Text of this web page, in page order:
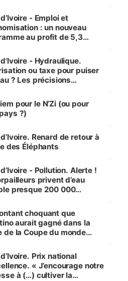
- Emploi et
: un nouveau
au profit de 5,3
- Hydraulique.
ou taxe pour puiser
? Les précisions
pour le N’Zi (ou pour
?)
Renard de retour à
des Éléphants
- Pollution. Alerte !
privent d’eau
presque 200 000
choquant que
aurait gagné dans la
de la Coupe du monde
Prix national
« J’encourage notre
à (…) cultiver la